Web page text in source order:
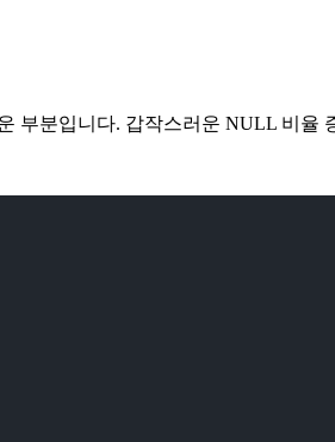
부분입니다. 갑작스러운 NULL 비율